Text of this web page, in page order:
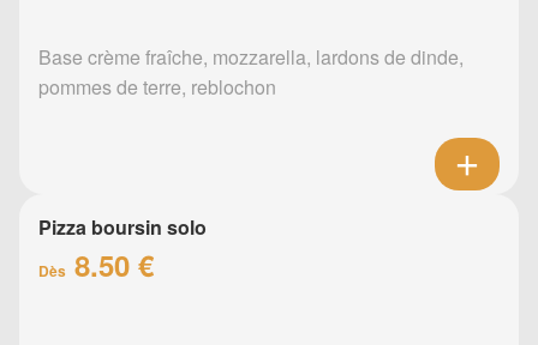
Base crème fraîche, mozzarella, lardons de dinde,
pommes de terre, reblochon
Pizza boursin solo
Dès 8.50 €